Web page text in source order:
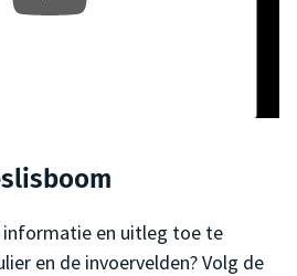
en uitleg toe te
en de invoervelden? Volg de